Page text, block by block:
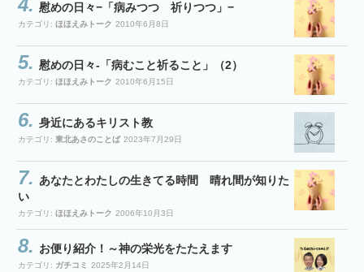
慰めの日々−「病みつつ 祈りつつ」−
カテゴリ: ほほえみトーク 2010年6月8日
慰めの日々-「病むこと祈ること」（2）
カテゴリ: ほほえみトーク 2010年6月15日
身近にあるキリスト教
カテゴリ: 東北あさのことば 2023年7月29日
あなたとわたしの生きてる時間 晴れ間が知りた
い
カテゴリ: ほほえみトーク 2006年10月3日
お便り紹介！～神の栄光をたたえます
カテゴリ: ガチコミ 2025年2月14日